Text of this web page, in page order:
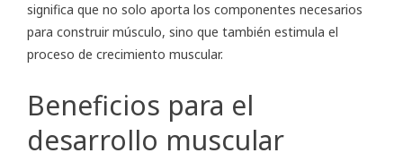
significa que no solo aporta los componentes necesarios
para construir músculo, sino que también estimula el
proceso de crecimiento muscular.
Beneficios para el
desarrollo muscular